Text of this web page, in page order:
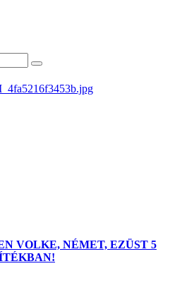
VOLKE, NÉMET, EZÜST 5